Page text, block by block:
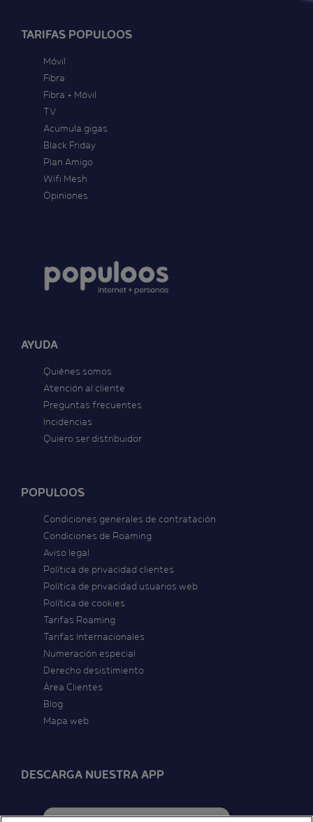
TARIFAS POPULOOS
Móvil
Fibra
Fibra + Móvil
TV
Acumula gigas
Black Friday
Plan Amigo
Wifi Mesh
Opiniones
AYUDA
Quiénes somos
Atención al cliente
Preguntas frecuentes
Incidencias
Quiero ser distribuidor
POPULOOS
Condiciones generales de contratación
Condiciones de Roaming
Aviso legal
Política de privacidad clientes
Política de privacidad usuarios web
Política de cookies
Tarifas Roaming
Tarifas Internacionales
Numeración especial
Derecho desistimiento
Área Clientes
Blog
Mapa web
DESCARGA NUESTRA APP